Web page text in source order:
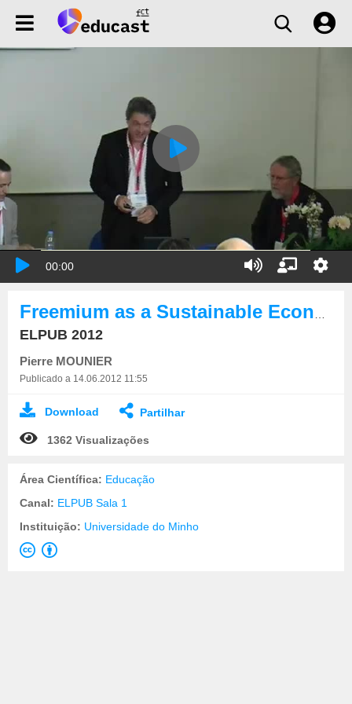
00:00
ELPUB 2012
Pierre MOUNIER
Publicado a 14.06.2012 11:55
Download Partilhar
1362 Visualizações
Área Científica: Educação
Canal: ELPUB Sala 1
Instituição: Universidade do Minho